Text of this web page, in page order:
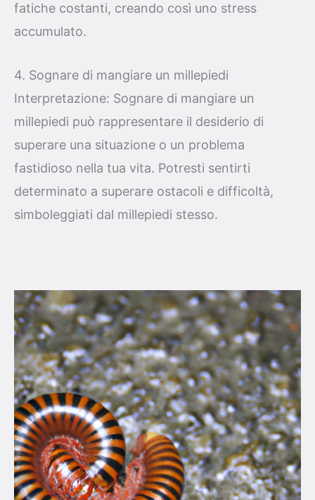
fatiche costanti, creando così uno stress
accumulato.
4. Sognare di mangiare un millepiedi
Interpretazione: Sognare di mangiare un
millepiedi può rappresentare il desiderio di
superare una situazione o un problema
fastidioso nella tua vita. Potresti sentirti
determinato a superare ostacoli e difficoltà,
simboleggiati dal millepiedi stesso.